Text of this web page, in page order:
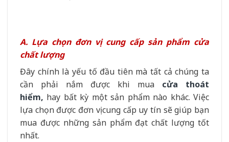
A. Lựa chọn đơn vị cung cấp sản phẩm cửa
chất lượng
Đây chính là yếu tố đầu tiên mà tất cả chúng ta
cần phải nắm được khi mua cửa thoát
hiểm, hay bất kỳ một sản phẩm nào khác. Việc
lựa chọn được đơn vị cung cấp uy tín sẽ giúp bạn
mua được những sản phẩm đạt chất lượng tốt
nhất.